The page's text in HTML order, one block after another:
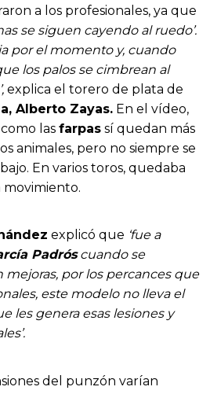
a los profesionales, ya que
se siguen cayendo al ruedo’.
por el momento y, cuando
los palos se cimbrean al
explica el torero de plata de
Alberto Zayas. En el vídeo,
las farpas sí quedan más
animales, pero no siempre se
En varios toros, quedaba
movimiento.
explicó que ‘fue a
Padróscuando se
mejoras, por los percances que
este modelo no lleva el
les genera esas lesiones y
del punzón varían